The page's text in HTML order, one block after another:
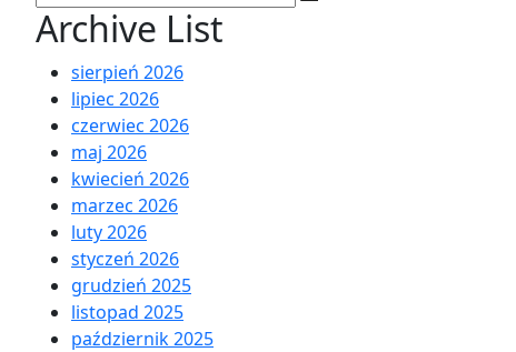
for:
Archive List
sierpień 2026
lipiec 2026
czerwiec 2026
maj 2026
kwiecień 2026
marzec 2026
luty 2026
styczeń 2026
grudzień 2025
listopad 2025
październik 2025